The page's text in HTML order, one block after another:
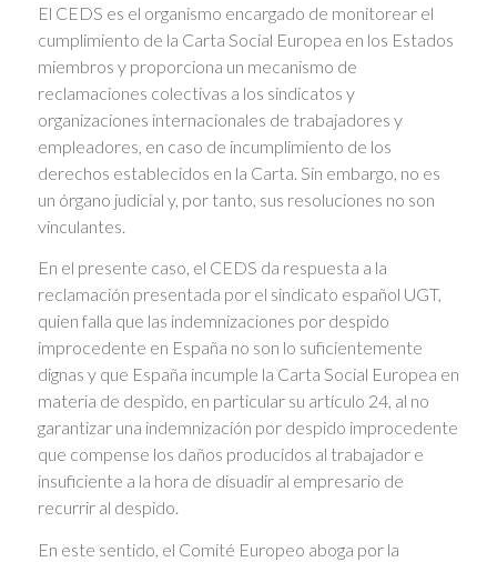
El CEDS es el organismo encargado de monitorear el
cumplimiento de la Carta Social Europea en los Estados
miembros y proporciona un mecanismo de
reclamaciones colectivas a los sindicatos y
organizaciones internacionales de trabajadores y
empleadores, en caso de incumplimiento de los
derechos establecidos en la Carta. Sin embargo, no es
un órgano judicial y, por tanto, sus resoluciones no son
vinculantes.
En el presente caso, el CEDS da respuesta a la
reclamación presentada por el sindicato español UGT,
quien falla que las indemnizaciones por despido
improcedente en España no son lo suficientemente
dignas y que España incumple la Carta Social Europea en
materia de despido, en particular su artículo 24, al no
garantizar una indemnización por despido improcedente
que compense los daños producidos al trabajador e
insuficiente a la hora de disuadir al empresario de
recurrir al despido.
En este sentido, el Comité Europeo aboga por la